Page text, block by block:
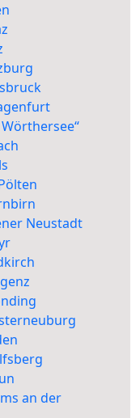
Neustadt
an der